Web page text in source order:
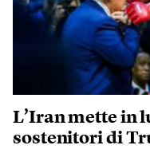
L’Iran mette in
sostenitori di